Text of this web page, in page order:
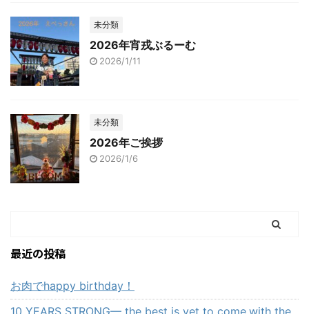
未分類
2026年宵戎ぶるーむ
2026/1/11
未分類
2026年ご挨拶
2026/1/6
最近の投稿
お肉でhappy birthday！
10 YEARS STRONG— the best is yet to come.with the